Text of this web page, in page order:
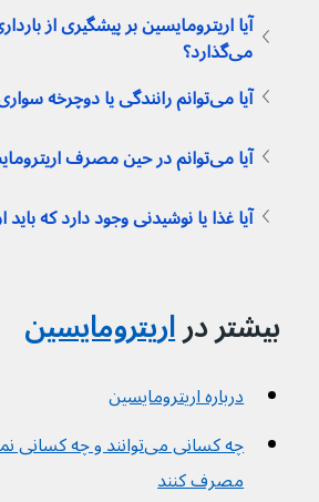
آیا اریترومایسین بر پیشگیری از
می‌گذارد؟
آیا می‌توانم رانندگی یا دوچرخه سواری کنم؟
آیا می‌توانم در حین مصرف اریترومایسین الکل بنوشم؟
آیا غذا یا نوشیدنی وجود دارد که باید
بیشتر در اریترومایسین
درباره اریترومایسین
مصرف کنند